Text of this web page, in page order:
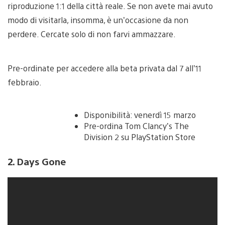
riproduzione 1:1 della città reale. Se non avete mai avuto
modo di visitarla, insomma, è un’occasione da non
perdere. Cercate solo di non farvi ammazzare.
Pre-ordinate per accedere alla beta privata dal 7 all’11
febbraio.
Disponibilità: venerdì 15 marzo
Pre-ordina Tom Clancy’s The
Division 2 su PlayStation Store
2. Days Gone